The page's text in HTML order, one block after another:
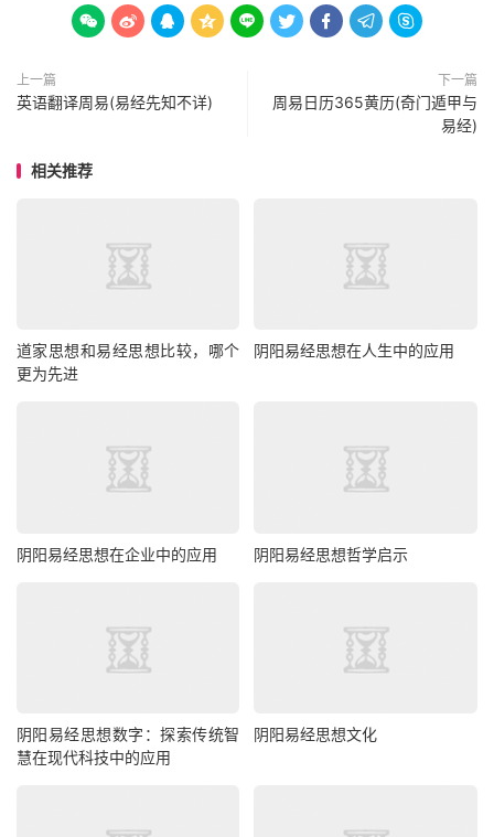
        
上一篇
英语翻译周易(易经先知不详)
下一篇
周易日历365黄历(奇门遁甲与
易经)
相关推荐
道家思想和易经思想比较，哪个
更为先进
阴阳易经思想在人生中的应用
阴阳易经思想在企业中的应用 阴阳易经思想哲学启示
阴阳易经思想数字：探索传统智
慧在现代科技中的应用
阴阳易经思想文化